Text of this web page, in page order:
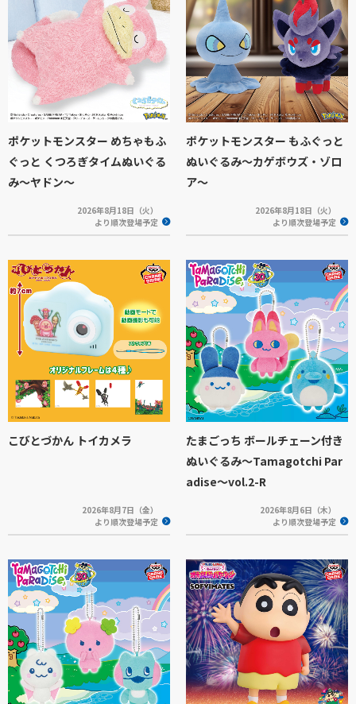
ポケットモンスター めちゃもふ
ぐっと くつろぎタイムぬいぐる
み～ヤドン～
2026年8月18日（火）
より順次登場予定
ポケットモンスター もふぐっと
ぬいぐるみ～カゲボウズ・ゾロ
ア～
2026年8月18日（火）
より順次登場予定
こびとづかん トイカメラ
2026年8月7日（金）
より順次登場予定
たまごっち ボールチェーン付き
ぬいぐるみ～Tamagotchi Par
adise～vol.2-R
2026年8月6日（木）
より順次登場予定